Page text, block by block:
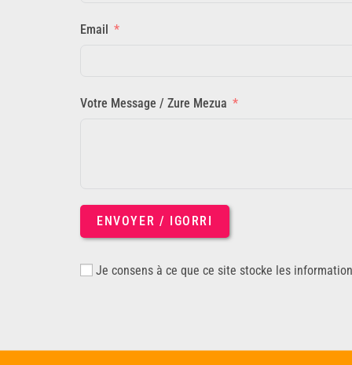
Email
Votre Message / Zure Mezua
ENVOYER / IGORRI
Je consens à ce que ce site stocke les